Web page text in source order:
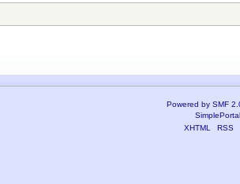
Powered by SMF
XHTML
RSS